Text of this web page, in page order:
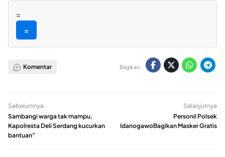
=
=
Komentar Bagikan:
Sebelumnya
Sambangi warga tak mampu,
Kapolresta Deli Serdang kucurkan
bantuan”
Selanjutnya
Personil Polsek
IdanogawoBagikan Masker Gratis